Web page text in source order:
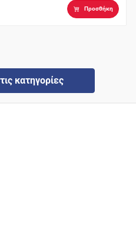
Προσθήκη
κατηγορίες